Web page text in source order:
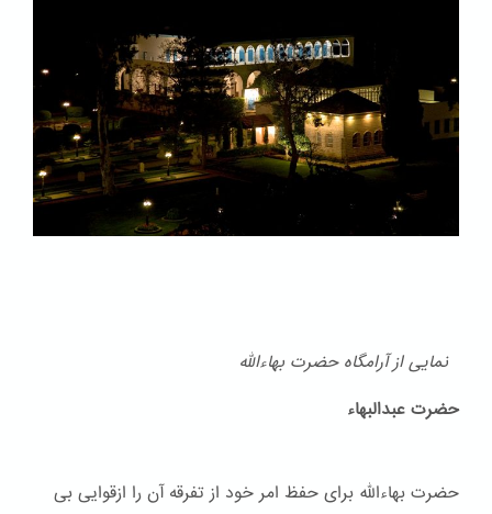
نمایی از آرامگاه حضرت بهاءالله
حضرت عبدالبهاء
حضرت بهاءالله برای حفظ امر خود از تفرقه آن را ازقوایی بی